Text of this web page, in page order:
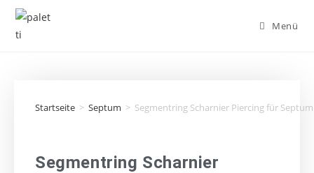
Menü
Startseite > Septum > Segmentring Scharnier Piercing für
Segmentring Scharnier